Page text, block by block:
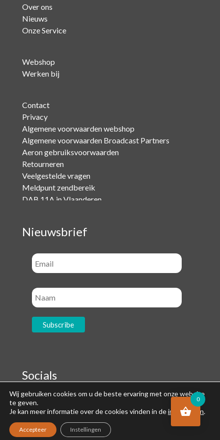
Over ons
Nieuws
Onze Service
Webshop
Werken bij
Contact
Privacy
Algemene voorwaarden webshop
Algemene voorwaarden Broadcast Partners
Aeron gebruiksvoorwaarden
Retourneren
Veelgestelde vragen
Meldpunt zendbereik
DAB 11A in Vlaanderen
Nieuwsbrief
Socials
Wij gebruiken cookies om u de beste ervaring met onze website
te geven.
Je kan meer informatie over de cookies vinden in deinstellingen.
Accepteer Instellingen
0